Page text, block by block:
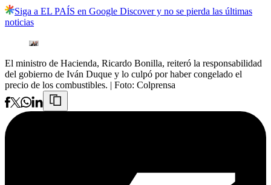
Siga a EL PAÍS en Google Discover y no se pierda las últimas
noticias
El ministro de Hacienda, Ricardo Bonilla, reiteró la responsabilidad
del gobierno de Iván Duque y lo culpó por haber congelado el
precio de los combustibles. | Foto: Colprensa